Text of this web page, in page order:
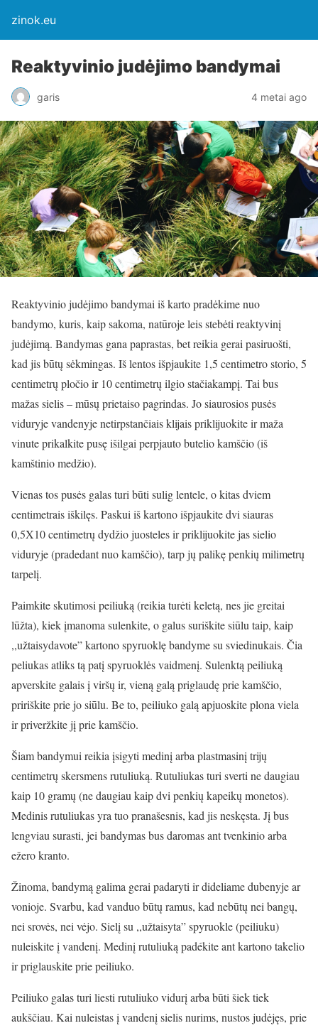
zinok.eu
Reaktyvinio judėjimo bandymai
garis 4 metai ago
Reaktyvinio judėjimo bandymai iš karto pradėkime nuo
bandymo, kuris, kaip sakoma, natūroje leis stebėti reaktyvinį
judėjimą. Bandymas gana paprastas, bet reikia gerai pasiruošti,
kad jis būtų sėkmingas. Iš lentos išpjaukite 1,5 centimetro storio, 5
centimetrų pločio ir 10 centimetrų ilgio stačiakampį. Tai bus
mažas sielis – mūsų prietaiso pagrindas. Jo siaurosios pusės
viduryje vandenyje netirpstančiais klijais priklijuokite ir maža
vinute prikalkite pusę išilgai perpjauto butelio kamščio (iš
kamštinio medžio).
Vienas tos pusės galas turi būti sulig lentele, o kitas dviem
centimetrais iškilęs. Paskui iš kartono išpjaukite dvi siauras
0,5X10 centimetrų dydžio juosteles ir priklijuokite jas sielio
viduryje (pradedant nuo kamščio), tarp jų palikę penkių milimetrų
tarpelį.
Paimkite skutimosi peiliuką (reikia turėti keletą, nes jie greitai
lūžta), kiek įmanoma sulenkite, o galus suriškite siūlu taip, kaip
,,užtaisydavote” kartono spyruoklę bandyme su sviedinukais. Čia
peliukas atliks tą patį spyruoklės vaidmenį. Sulenktą peiliuką
apverskite galais į viršų ir, vieną galą priglaudę prie kamščio,
pririškite prie jo siūlu. Be to, peiliuko galą apjuoskite plona viela
ir priveržkite jį prie kamščio.
Šiam bandymui reikia įsigyti medinį arba plastmasinį trijų
centimetrų skersmens rutuliuką. Rutuliukas turi sverti ne daugiau
kaip 10 gramų (ne daugiau kaip dvi penkių kapeikų monetos).
Medinis rutuliukas yra tuo pranašesnis, kad jis neskęsta. Jį bus
lengviau surasti, jei bandymas bus daromas ant tvenkinio arba
ežero kranto.
Žinoma, bandymą galima gerai padaryti ir dideliame dubenyje ar
vonioje. Svarbu, kad vanduo būtų ramus, kad nebūtų nei bangų,
nei srovės, nei vėjo. Sielį su ,,užtaisyta” spyruokle (peiliuku)
nuleiskite į vandenį. Medinį rutuliuką padékite ant kartono takelio
ir priglauskite prie peiliuko.
Peiliuko galas turi liesti rutuliuko vidurį arba būti šiek tiek
aukščiau. Kai nuleistas į vandenį sielis nurims, nustos judėjęs, prie